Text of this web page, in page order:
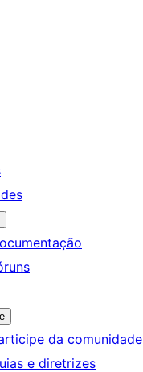
da comunidade
e diretrizes